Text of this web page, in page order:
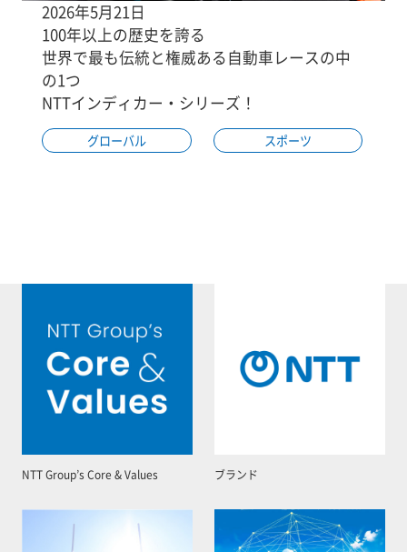
2026年5月21日
100年以上の歴史を誇る
世界で最も伝統と権威ある自動車レースの中
の1つ
NTTインディカー・シリーズ！
グローバル スポーツ
NTT Group’s Core & Values ブランド